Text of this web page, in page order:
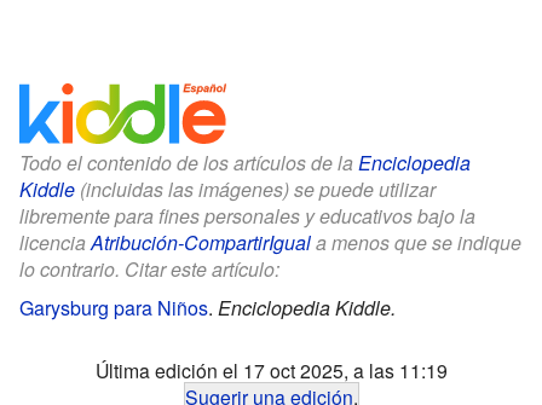
Todo el contenido de los artículos de la Enciclopedia
Kiddle (incluidas las imágenes) se puede utilizar
libremente para fines personales y educativos bajo la
licenciaAtribución-CompartirIguala menos que se indique
lo contrario. Citar este artículo:
Garysburg para Niños. Enciclopedia Kiddle.
Última edición el 17 oct 2025, a las 11:19
Sugerir una edición.